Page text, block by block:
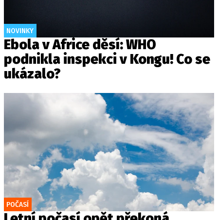
NOVINKY
Ebola v Africe děsí: WHO
podnikla inspekci v Kongu! Co se
ukázalo?
POČASÍ